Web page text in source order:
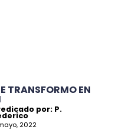
TRANSFORMO EN
por: P.
2022